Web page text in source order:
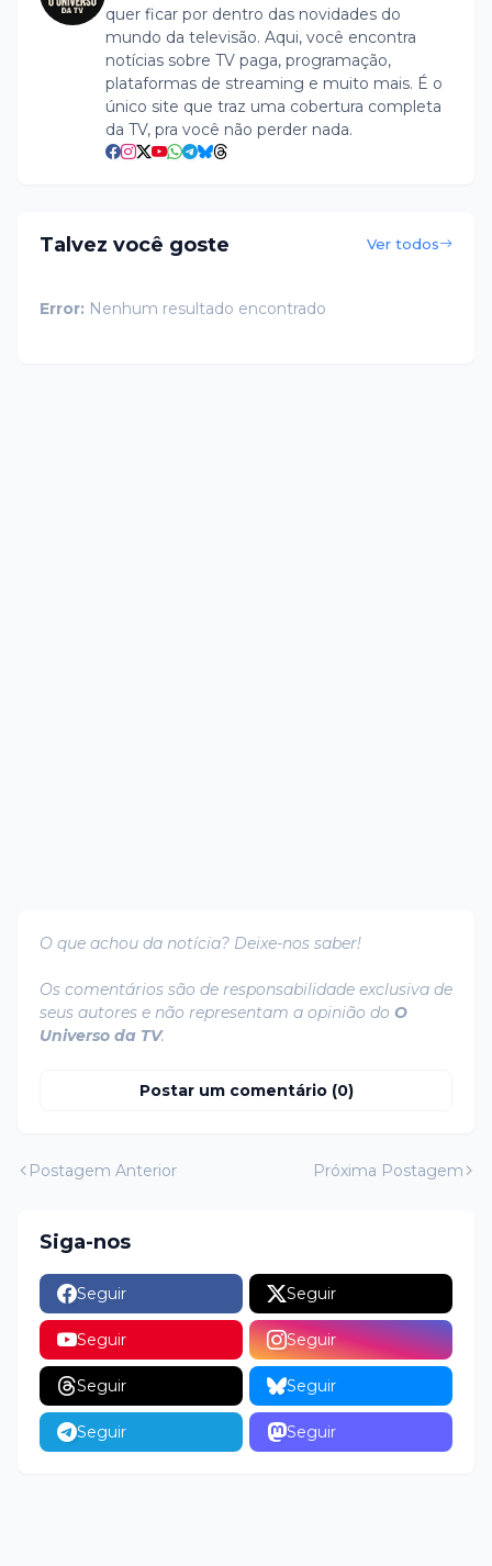
quer ficar por dentro das novidades do
mundo da televisão. Aqui, você encontra
notícias sobre TV paga, programação,
plataformas de streaming e muito mais. É o
único site que traz uma cobertura completa
da TV, pra você não perder nada.
Talvez você goste Ver todos
Error: Nenhum resultado encontrado
O que achou da notícia? Deixe-nos saber!
Os comentários são de responsabilidade exclusiva de
seus autores e não representam a opinião do O
Universo da TV.
Postar um comentário (0)
Postagem Anterior Próxima Postagem
Siga-nos
Seguir Seguir
Seguir Seguir
Seguir Seguir
Seguir Seguir